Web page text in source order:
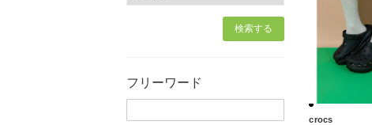
フリーワード
crocs